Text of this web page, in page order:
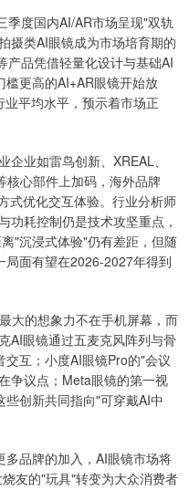
季度国内AI/AR市场呈现"双轨
摄类AI眼镜成为市场培育期的
产品凭借轻量化设计与基础AI
更高的AI+AR眼镜开始放
平均水平，预示着市场正
业如雷鸟创新、XREAL、
核心部件上加码，海外品牌
式优化交互体验。行业分析师
功耗控制仍是技术攻坚重点，
"沉浸式体验"仍有差距，但随
局面有望在2026-2027年得到
大的想象力不在手机屏幕，而
AI眼镜通过五麦克风阵列与骨
互；小度AI眼镜Pro的"会议
争议点；Meta眼镜的第一视
创新共同指向"可穿戴AI中
品牌的加入，AI眼镜市场将
友的"玩具"转变为大众消费者